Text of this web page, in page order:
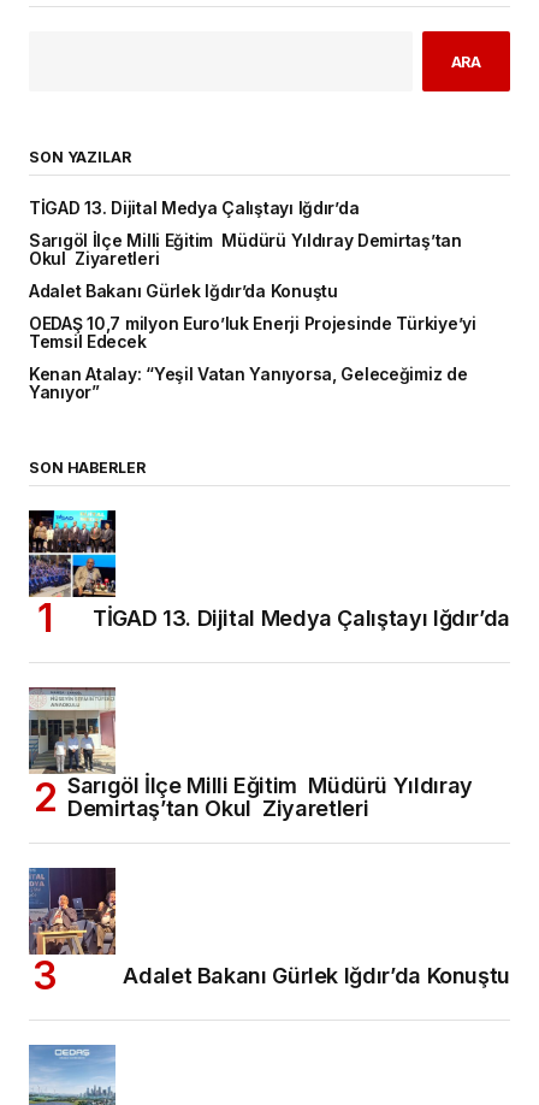
ARA
SON YAZILAR
TİGAD 13. Dijital Medya Çalıştayı Iğdır’da
Sarıgöl İlçe Milli Eğitim Müdürü Yıldıray Demirtaş’tan
Okul Ziyaretleri
Adalet Bakanı Gürlek Iğdır’da Konuştu
OEDAŞ 10,7 milyon Euro’luk Enerji Projesinde Türkiye’yi
Temsil Edecek
Kenan Atalay: “Yeşil Vatan Yanıyorsa, Geleceğimiz de
Yanıyor”
SON HABERLER
TİGAD 13. Dijital Medya Çalıştayı Iğdır’da
Sarıgöl İlçe Milli Eğitim Müdürü Yıldıray
Demirtaş’tan Okul Ziyaretleri
Adalet Bakanı Gürlek Iğdır’da Konuştu